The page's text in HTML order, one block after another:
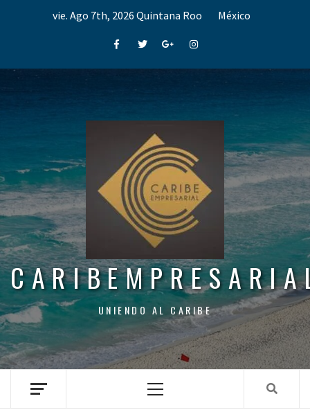
vie. Ago 7th, 2026 Quintana Roo México
FacebookTwitterGoogle+Instagram
UNIENDO AL CARIBE
Menu